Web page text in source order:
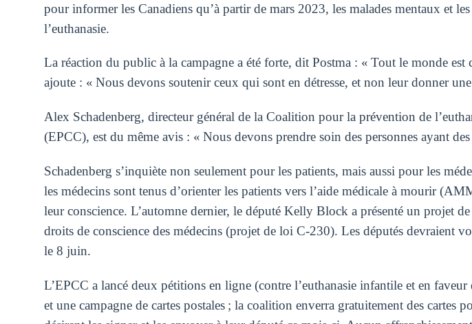
pour informer les Canadiens qu’à partir de mars 2023, les malades mentaux et
l’euthanasie.
La réaction du public à la campagne a été forte, dit Postma : « Tout le monde est
ajoute : « Nous devons soutenir ceux qui sont en détresse, et non leur donner
Alex Schadenberg, directeur général de la Coalition pour la prévention de
(EPCC), est du même avis : « Nous devons prendre soin des personnes ayant
Schadenberg s’inquiète non seulement pour les patients, mais aussi pour les
les médecins sont tenus d’orienter les patients vers l’aide médicale à mourir
leur conscience. L’automne dernier, le député Kelly Block a présenté un projet
droits de conscience des médecins (projet de loi C-230). Les députés devraient
le 8 juin.
L’EPCC a lancé deux pétitions en ligne (contre l’euthanasie infantile et en
et une campagne de cartes postales ; la coalition enverra gratuitement des cartes